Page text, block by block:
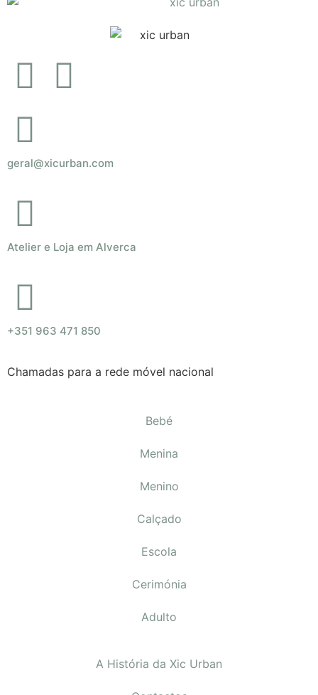
geral@xicurban.com
Atelier e Loja em Alverca
+351 963 471 850
Chamadas para a rede móvel nacional
Bebé
Menina
Menino
Calçado
Escola
Cerimónia
Adulto
A História da Xic Urban